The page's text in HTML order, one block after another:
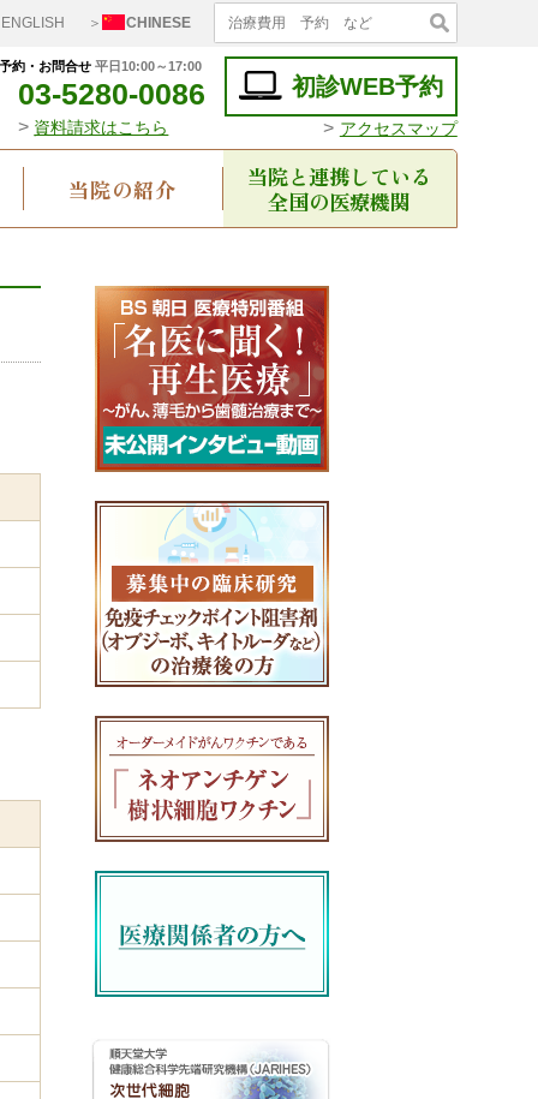
＞ CHINESE
約・お問合せ 平日10:00～17:00
03-5280-0086
> 資料請求はこちら
初診WEB予約
> アクセスマップ
当院の紹介
当院と連携している
全国の医療機関